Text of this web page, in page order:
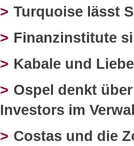
> Turquoise lässt
> Finanzinstitute
> Kabale und Liebe
> Ospel denkt
Investors im
> Costas und die